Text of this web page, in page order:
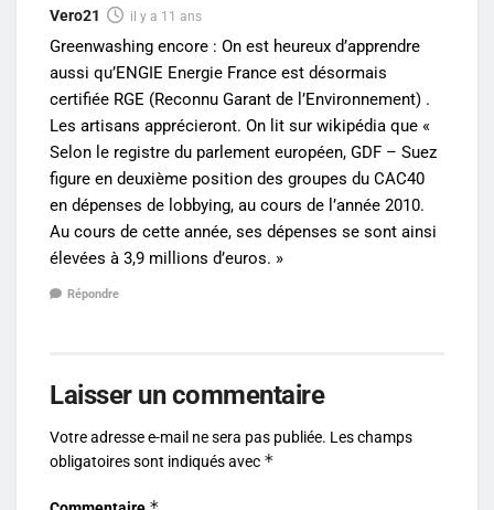
Vero21 il y a 11 ans
Greenwashing encore : On est heureux d’apprendre
aussi qu’ENGIE Energie France est désormais
certifiée RGE (Reconnu Garant de l’Environnement) .
Les artisans apprécieront. On lit sur wikipédia que «
Selon le registre du parlement européen, GDF – Suez
figure en deuxième position des groupes du CAC40
en dépenses de lobbying, au cours de l’année 2010.
Au cours de cette année, ses dépenses se sont ainsi
élevées à 3,9 millions d’euros. »
Répondre
Laisser un commentaire
Votre adresse e-mail ne sera pas publiée. Les champs
obligatoires sont indiqués avec *